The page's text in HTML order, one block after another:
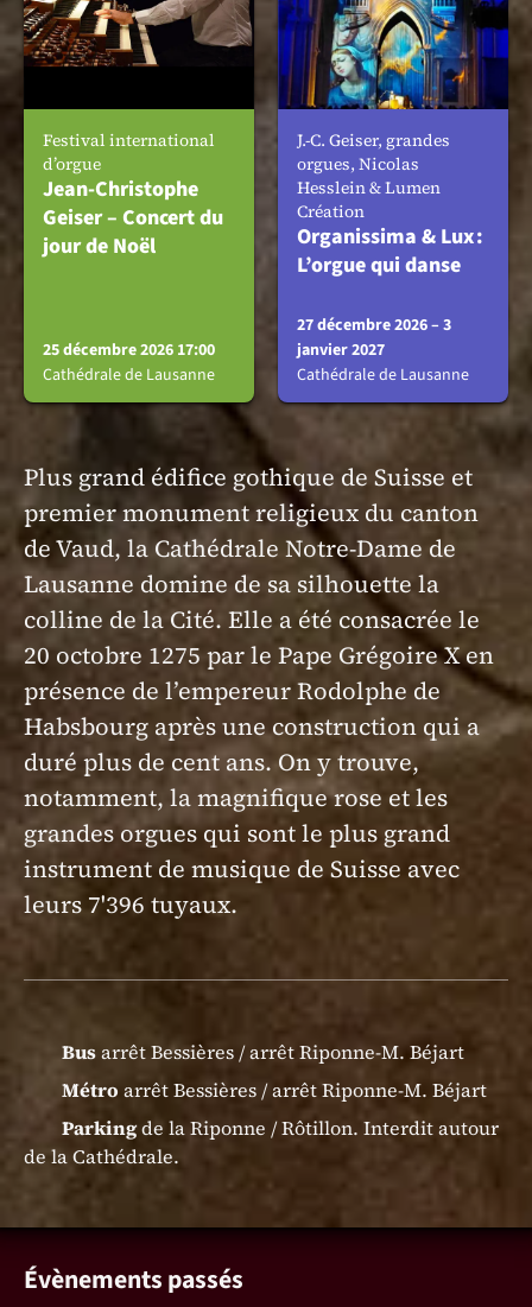
Festival international
d’orgue
Jean-Christophe
Geiser – Concert du
jour de Noël
25 décembre 2026 17:00
Cathédrale de Lausanne
J.-C. Geiser, grandes
orgues, Nicolas
Hesslein & Lumen
Création
Organissima & Lux :
L’orgue qui danse
27 décembre 2026 – 3
janvier 2027
Cathédrale de Lausanne
Plus grand édifice gothique de Suisse et
premier monument religieux du canton
de Vaud, la Cathédrale Notre-Dame de
Lausanne domine de sa silhouette la
colline de la Cité. Elle a été consacrée le
20 octobre 1275 par le Pape Grégoire X en
présence de l’empereur Rodolphe de
Habsbourg après une construction qui a
duré plus de cent ans.On y trouve,
notamment, la magnifique rose et les
grandes orgues qui sont le plus grand
instrument de musique de Suisse avec
leurs 7'396 tuyaux.
Busarrêt Bessières / arrêt Riponne-M. Béjart
Métro arrêt Bessières / arrêt Riponne-M. Béjart
Parkingde la Riponne / Rôtillon. Interdit autour
de la Cathédrale.
Évènements passés